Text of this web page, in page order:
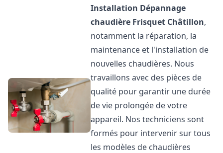
Installation Dépannage
chaudière Frisquet Châtillon,
notamment la réparation, la
maintenance et l'installation de
nouvelles chaudières. Nous
travaillons avec des pièces de
qualité pour garantir une durée
de vie prolongée de votre
appareil. Nos techniciens sont
formés pour intervenir sur tous
les modèles de chaudières